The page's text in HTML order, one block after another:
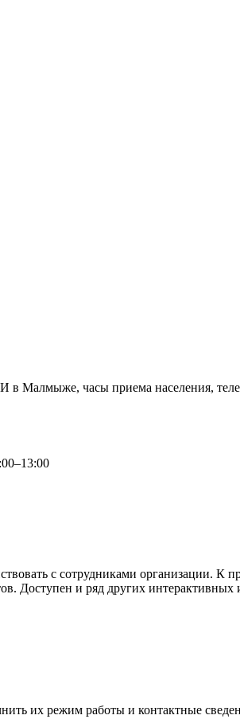
Малмыже, часы приема населения,
с сотрудниками организации.
Доступен и ряд других интерактивных
их режим работы и контактные